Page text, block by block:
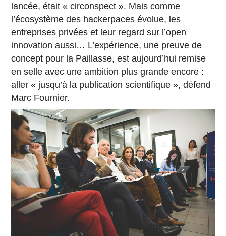
lancée, était « circonspect ». Mais comme
l’écosystème des hackerpaces évolue, les
entreprises privées et leur regard sur l’open
innovation aussi… L’expérience, une preuve de
concept pour la Paillasse, est aujourd’hui remise
en selle avec une ambition plus grande encore :
aller « jusqu’à la publication scientifique », défend
Marc Fournier.